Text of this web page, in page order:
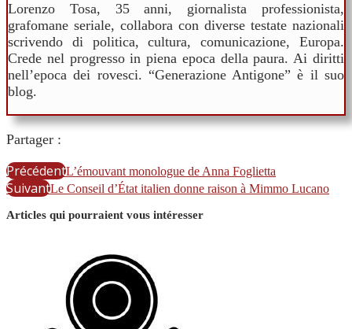
Lorenzo Tosa, 35 anni, giornalista professionista,
grafomane seriale, collabora con diverse testate nazionali
scrivendo di politica, cultura, comunicazione, Europa.
Crede nel progresso in piena epoca della paura. Ai diritti
nell’epoca dei rovesci. “Generazione Antigone” è il suo
blog.
Partager :
PrécédentL’émouvant monologue de Anna Foglietta
SuivantLe Conseil d’État italien donne raison à Mimmo Lucano
Articles qui pourraient vous intéresser